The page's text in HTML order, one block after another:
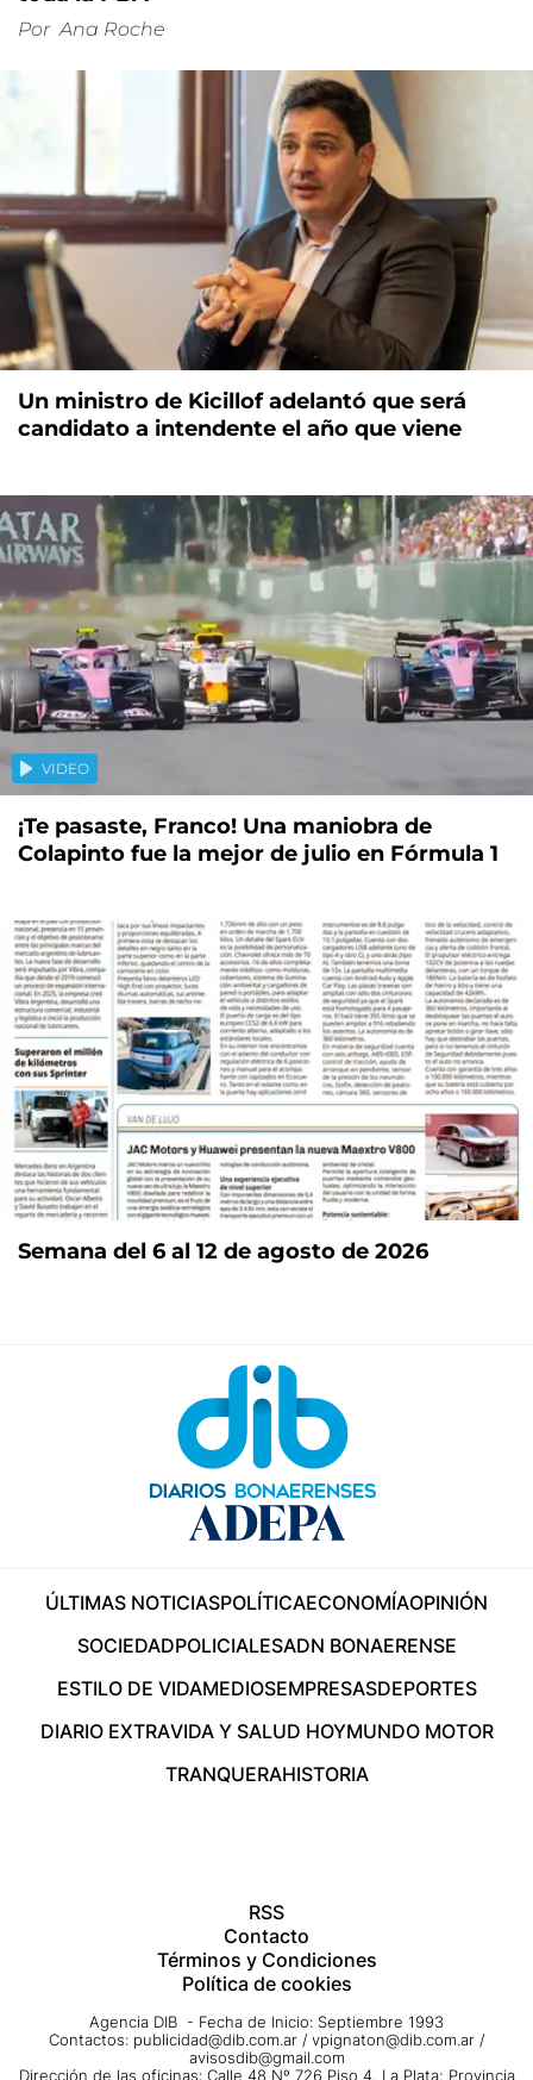
Por Ana Roche
Un ministro de Kicillof adelantó que será
candidato a intendente el año que viene
VIDEO
¡Te pasaste, Franco! Una maniobra de
Colapinto fue la mejor de julio en Fórmula 1
Semana del 6 al 12 de agosto de 2026
ÚLTIMAS NOTICIASPOLÍTICAECONOMÍAOPINIÓN
SOCIEDADPOLICIALESADN BONAERENSE
ESTILO DE VIDAMEDIOSEMPRESASDEPORTES
DIARIO EXTRAVIDA Y SALUD HOYMUNDO MOTOR
TRANQUERAHISTORIA
RSS
Contacto
Términos y Condiciones
Política de cookies
Agencia DIB - Fecha de Inicio: Septiembre 1993
Contactos: publicidad@dib.com.ar / vpignaton@dib.com.ar /
avisosdib@gmail.com
Dirección de las oficinas: Calle 48 Nº 726 Piso 4, La Plata; Provincia